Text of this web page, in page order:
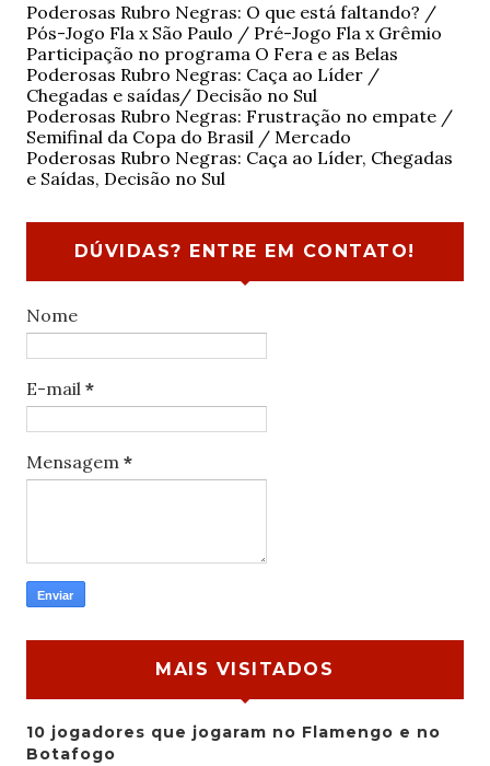
Poderosas Rubro Negras: O que está faltando? /
Pós-Jogo Fla x São Paulo / Pré-Jogo Fla x Grêmio
Participação no programa O Fera e as Belas
Poderosas Rubro Negras: Caça ao Líder /
Chegadas e saídas/ Decisão no Sul
Poderosas Rubro Negras: Frustração no empate /
Semifinal da Copa do Brasil / Mercado
Poderosas Rubro Negras: Caça ao Líder, Chegadas
e Saídas, Decisão no Sul
DÚVIDAS? ENTRE EM CONTATO!
Nome
E-mail *
Mensagem *
MAIS VISITADOS
10 jogadores que jogaram no Flamengo e no
Botafogo